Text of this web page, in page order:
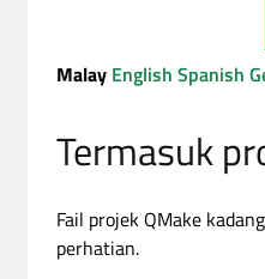
Malay English Spanish
Termasuk
Fail projek QMake
perhatian.